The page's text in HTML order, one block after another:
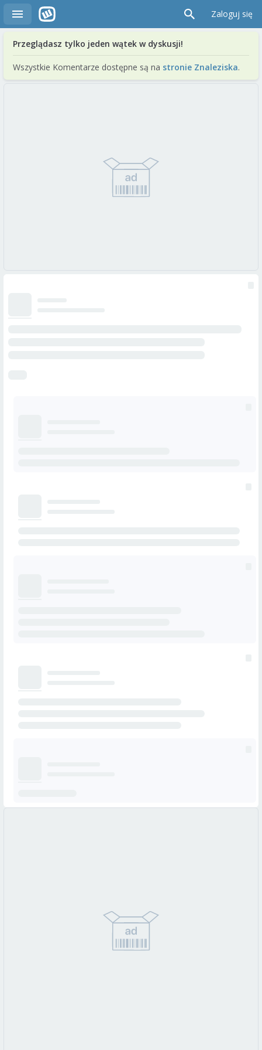
Zaloguj się
Przeglądasz tylko jeden wątek w dyskusji!
Wszystkie Komentarze dostępne są na stronie Znaleziska.